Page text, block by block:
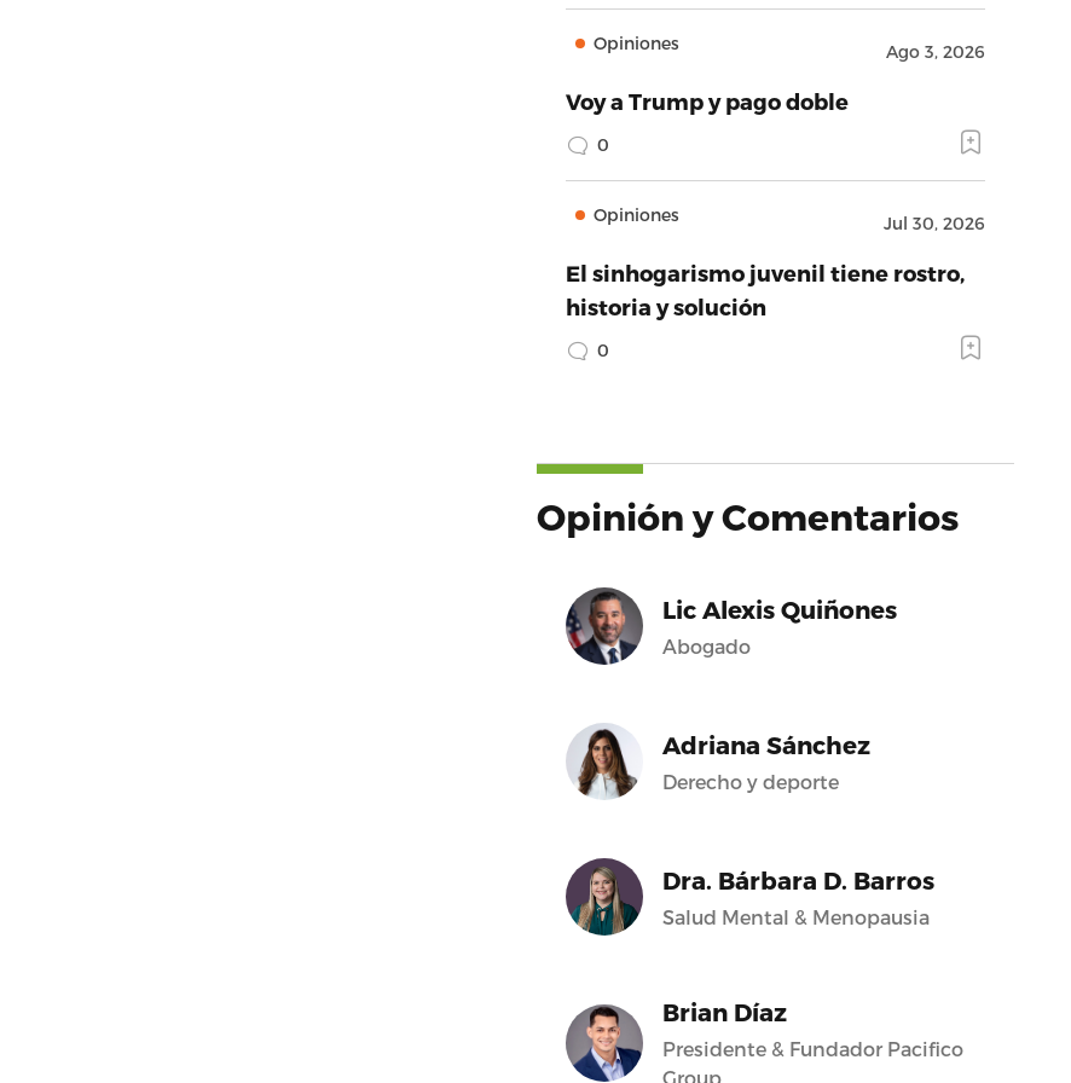
Opiniones Ago 3, 2026
Voy a Trump y pago doble
0
Opiniones Jul 30, 2026
El sinhogarismo juvenil tiene rostro,
historia y solución
0
Opinión y Comentarios
Lic Alexis Quiñones
Abogado
Adriana Sánchez
Derecho y deporte
Dra. Bárbara D. Barros
Salud Mental & Menopausia
Brian Díaz
Presidente & Fundador Pacifico
Group